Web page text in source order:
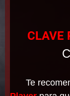
CLAVE
Te